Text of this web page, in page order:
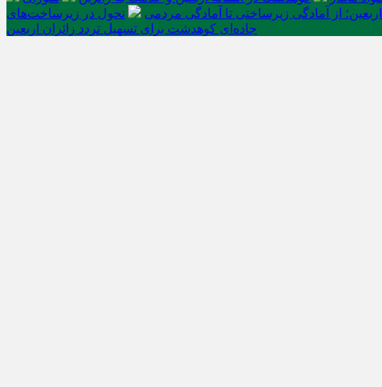
از آمادگی زیرساختی تا آمادگی مردمی
تحول در زیرساخت‌های
جاده‌ای کوهدشت برای تسهیل تردد زائران اربعین